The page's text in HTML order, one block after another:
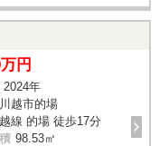
円
2024年
越市的場
越線 的場 徒歩17分
98.53㎡